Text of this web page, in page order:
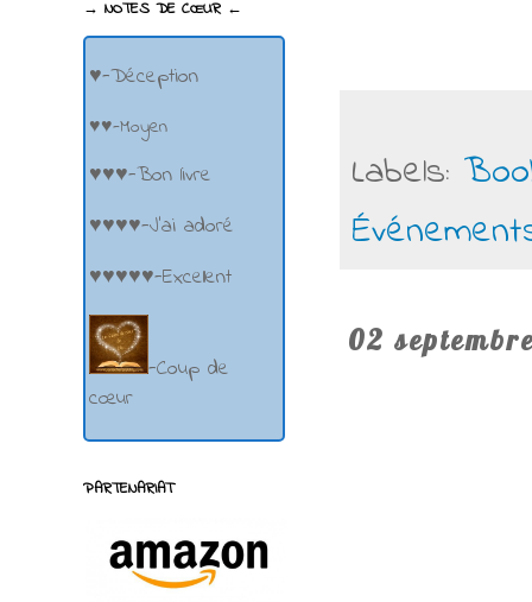
Labels:
02
→ NOTES DE CŒUR ←
♥-Déception
♥♥-Moyen
♥♥♥-Bon livre
♥♥♥♥-J'ai adoré
♥♥♥♥♥-Excellent
-Coup de
cœur
PARTENARIAT